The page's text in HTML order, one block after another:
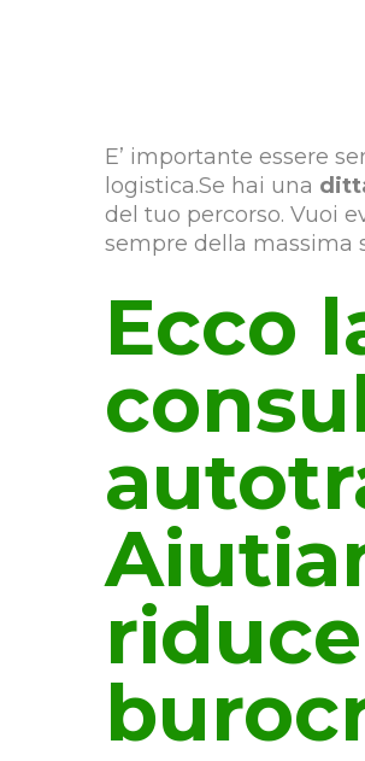
E’ importante essere
logistica.Se hai una
del tuo percorso. Vuoi
sempre della massima
Ecco